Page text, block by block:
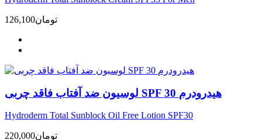
126,100تومان
لوسیون ضد آفتاب فاقد چربی SPF 30 هیدرودرم
Hydroderm Total Sunblock Oil Free Lotion SPF30
220,000تومان